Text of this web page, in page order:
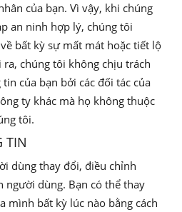
của bạn. Vì vậy, khi chúng
an ninh hợp lý, chúng tôi
bất kỳ sự mất mát hoặc tiết lộ
chúng tôi không chịu trách
của bạn bởi các đối tác của
ty khác mà họ không thuộc
tôi.
TIN
dùng thay đổi, điều chỉnh
dùng. Bạn có thể thay
mình bất kỳ lúc nào bằng cách